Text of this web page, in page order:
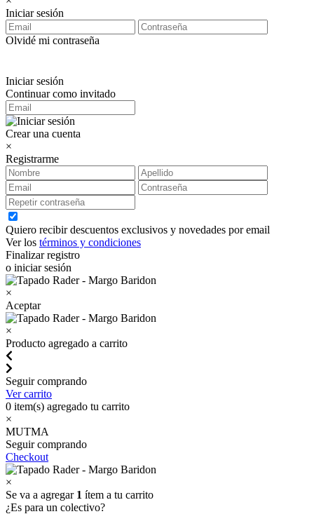
Iniciar sesión
Olvidé mi contraseña
Iniciar sesión
Continuar como invitado
Crear una cuenta
×
Registrarme
Quiero recibir descuentos exclusivos y novedades por email
Ver los términos y condiciones
Finalizar registro
o iniciar sesión
×
Aceptar
×
Producto agregado a carrito
Seguir comprando
Ver carrito
0 item(s) agregado tu carrito
×
MUTMA
Seguir comprando
Checkout
×
Se va a agregar 1 ítem a tu carrito
¿Es para un colectivo?